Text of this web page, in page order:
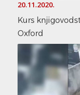
20.11.2020.
Kurs
Oxford